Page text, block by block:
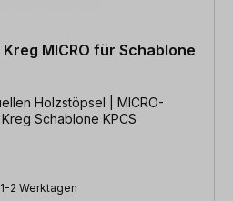
MICRO für Schablone
| MICRO-
Schablone KPCS
2 Werktagen